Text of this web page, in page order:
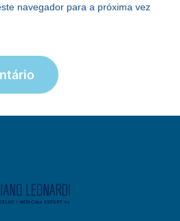
navegador para a próxima vez